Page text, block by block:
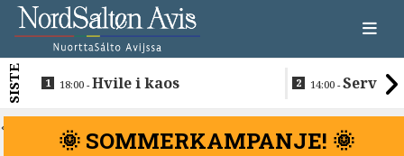
SISTE 18:00 -Hvile i kaos 14:00 -
beboerne
<
🌞 SOMMERKAMPANJE! 🌞